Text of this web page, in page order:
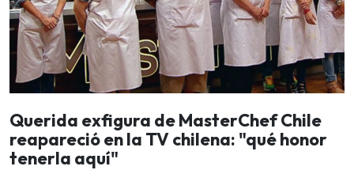
Querida exfigura de MasterChef Chile
reapareció en la TV chilena: "qué honor
tenerla aquí"